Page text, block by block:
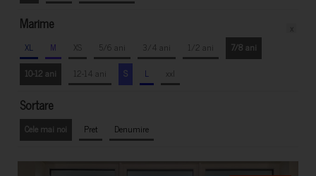
Marime
XL M XS 5/6 ani 3/4 ani 1/2 ani
7/8 ani
10-12 ani
12-14 ani S L xxl
Sortare
Cele mai noi Pret Denumire